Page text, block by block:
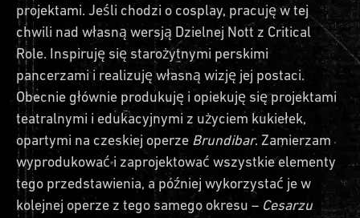
projektami. Jeśli chodzi o cosplay, pracuję w tej
chwili nad własną wersją Dzielnej Nott z Critical
Role. Inspiruję się starożytnymi perskimi
pancerzami i realizuję własną wizję jej postaci.
Obecnie głównie produkuję i opiekuję się projektami
teatralnymi i edukacyjnymi z użyciem kukiełek,
opartymi na czeskiej operze Brundibar. Zamierzam
wyprodukować i zaprojektować wszystkie elementy
tego przedstawienia, a później wykorzystać je w
kolejnej operze z tego samego okresu – Cesarzu